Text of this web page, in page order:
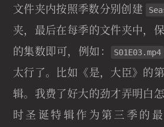
文件夹内按照季数分别创建
夹，最后在每季的文件夹中，
的集数即可，例如：
S01E03.mp4
太行了。比如《是，大臣》的
辑。我费了好大的劲才弄明白
时圣诞特辑作为第三季的